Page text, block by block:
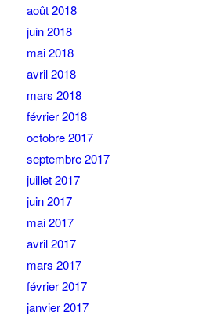
août 2018
juin 2018
mai 2018
avril 2018
mars 2018
février 2018
octobre 2017
septembre 2017
juillet 2017
juin 2017
mai 2017
avril 2017
mars 2017
février 2017
janvier 2017